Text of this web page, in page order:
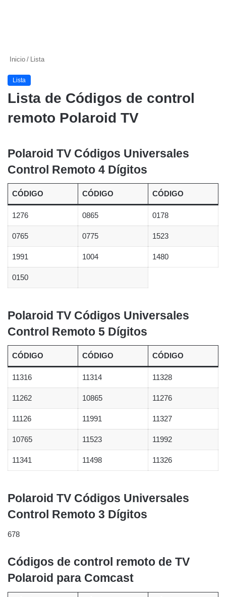
Inicio / Lista
Lista
Lista de Códigos de control
remoto Polaroid TV
Polaroid TV Códigos Universales
Control Remoto 4 Dígitos
CÓDIGO CÓDIGO CÓDIGO
1276 0865 0178
0765 0775 1523
1991 1004 1480
0150
Polaroid TV Códigos Universales
Control Remoto 5 Dígitos
CÓDIGO CÓDIGO CÓDIGO
11316 11314 11328
11262 10865 11276
11126 11991 11327
10765 11523 11992
11341 11498 11326
Polaroid TV Códigos Universales
Control Remoto 3 Dígitos
678
Códigos de control remoto de TV
Polaroid para Comcast